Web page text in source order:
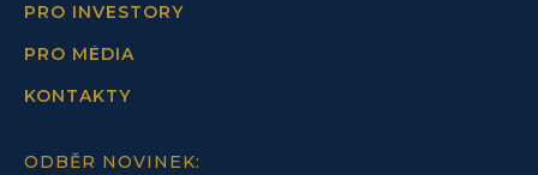
PRO INVESTORY
PRO MÉDIA
KONTAKTY
ODBĚR NOVINEK: